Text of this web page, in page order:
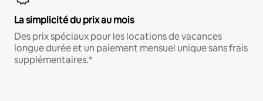
La simplicité du prix au mois
Des prix spéciaux pour les locations de vacances
longue durée et un paiement mensuel unique sans frais
supplémentaires.*